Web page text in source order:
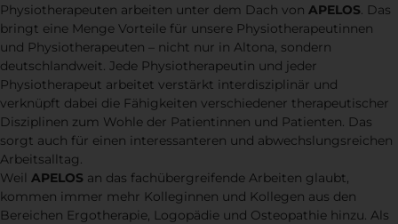
Physiotherapeuten arbeiten unter dem Dach von APELOS. Das
bringt eine Menge Vorteile für unsere Physiotherapeutinnen
und Physiotherapeuten – nicht nur in Altona, sondern
deutschlandweit. Jede Physiotherapeutin und jeder
Physiotherapeut arbeitet verstärkt interdisziplinär und
verknüpft dabei die Fähigkeiten verschiedener therapeutischer
Disziplinen zum Wohle der Patientinnen und Patienten. Das
sorgt auch für einen interessanteren und abwechslungsreichen
Arbeitsalltag.
Weil APELOS an das fachübergreifende Arbeiten glaubt,
kommen immer mehr Kolleginnen und Kollegen aus den
Bereichen Ergotherapie, Logopädie und Osteopathie hinzu. Als